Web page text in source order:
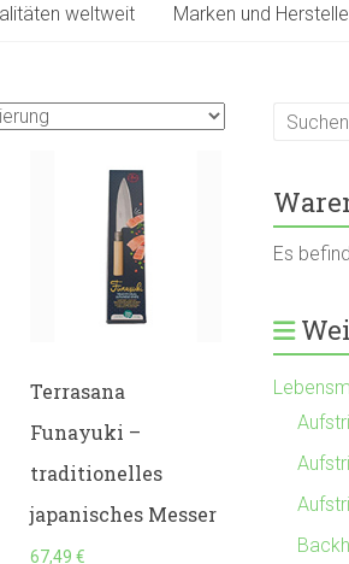
weltweit Marken und
Terrasana
Funayuki –
traditionelles
japanisches Messer
67,49€
Es